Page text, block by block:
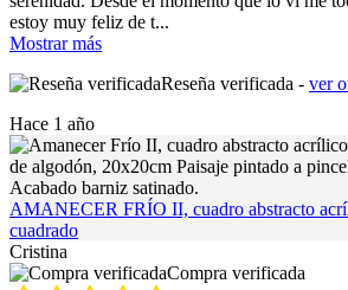
estoy muy feliz de t...
Mostrar más
Reseña verificada - ver
Hace 1 año
AMANECER FRÍO II, cuadro abstracto
cuadrado
Cristina
Compra verificada